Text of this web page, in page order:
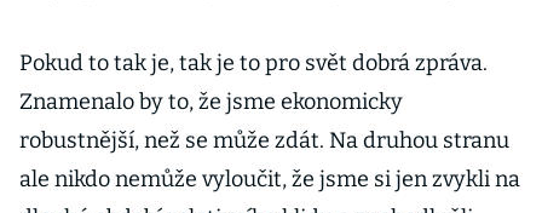
Pokud to tak je, tak je to pro svět dobrá zpráva.
Znamenalo by to, že jsme ekonomicky
robustnější, než se může zdát. Na druhou stranu
ale nikdo nemůže vyloučit, že jsme si jen zvykli na